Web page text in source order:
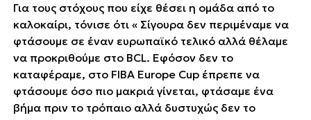
Για τους στόχους που είχε θέσει η ομάδα από το
καλοκαίρι, τόνισε ότι « Σίγουρα δεν περιμέναμε να
φτάσουμε σε έναν ευρωπαϊκό τελικό αλλά θέλαμε
να προκριθούμε στο BCL. Εφόσον δεν το
καταφέραμε, στο FIBA Europe Cup έπρεπε να
φτάσουμε όσο πιο μακριά γίνεται, φτάσαμε ένα
βήμα πριν το τρόπαιο αλλά δυστυχώς δεν το